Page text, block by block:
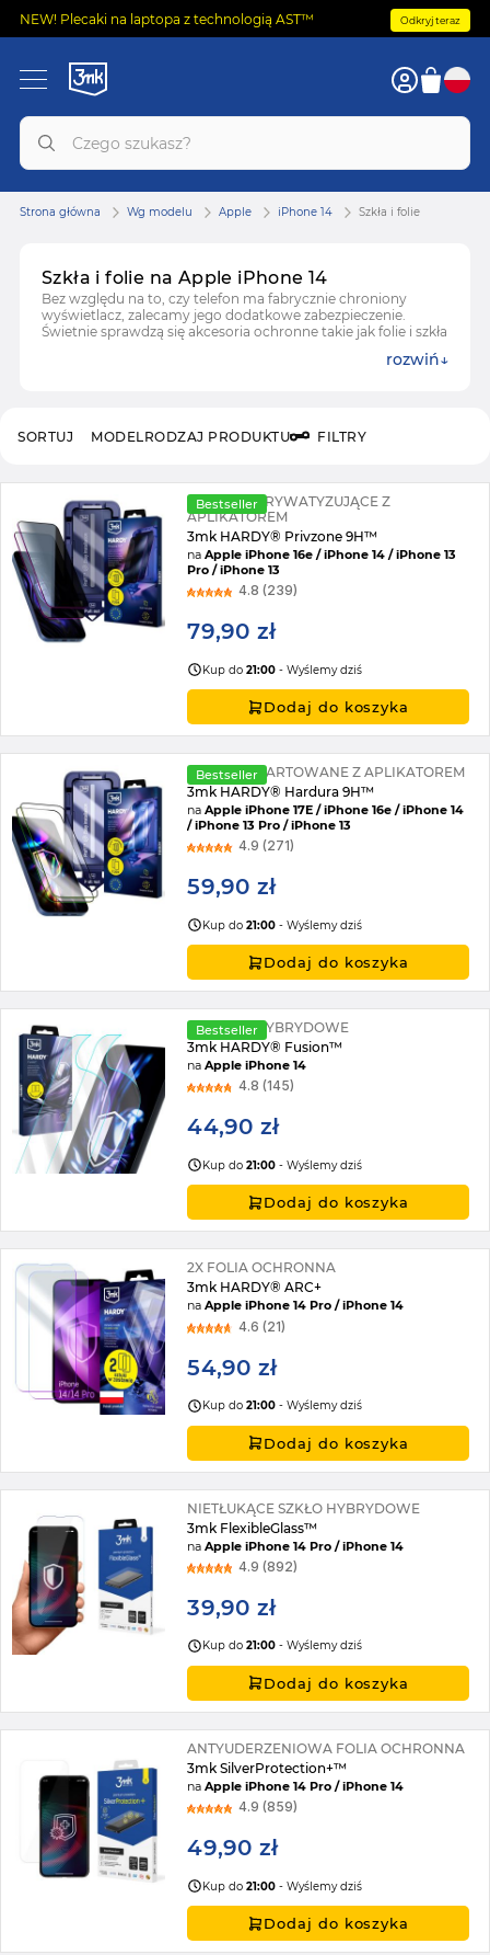
NEW! Plecaki na laptopa z technologią AST™ Odkryj teraz
Szkła i folie na Apple iPhone 14
Bez względu na to, czy telefon ma fabrycznie chroniony
wyświetlacz, zalecamy jego dodatkowe zabezpieczenie.
Świetnie sprawdzą się akcesoria ochronne takie jak folie i szkła
zarysowaniem oraz pęknięciem. Do kompleksowej ochrony
rozwiń
Strona główna Wg modelu Apple iPhone 14 Szkła i folie
MODELRODZAJ PRODUKTU FILTRY
SORTUJ
Bestseller
2X SZKŁO PRYWATYZUJĄCE Z
APLIKATOREM
3mk HARDY® Privzone 9H™
naApple iPhone 16e / iPhone 14 / iPhone 13
Pro / iPhone 13
4.8 (239)
79,90 zł
Kup do21:00 - Wyślemy dziś
Dodaj do koszyka
Bestseller
2X SZKŁO HARTOWANE Z APLIKATOREM
3mk HARDY® Hardura 9H™
naApple iPhone 17E / iPhone 16e / iPhone 14
/ iPhone 13 Pro / iPhone 13
4.9 (271)
59,90 zł
Kup do21:00 - Wyślemy dziś
Dodaj do koszyka
Bestseller
2X SZKŁO HYBRYDOWE
3mk HARDY® Fusion™
naApple iPhone 14
4.8 (145)
44,90 zł
Kup do21:00 - Wyślemy dziś
Dodaj do koszyka
2X FOLIA OCHRONNA
3mk HARDY® ARC+
naApple iPhone 14 Pro / iPhone 14
4.6 (21)
54,90 zł
Kup do21:00 - Wyślemy dziś
Dodaj do koszyka
NIETŁUKĄCE SZKŁO HYBRYDOWE
3mk FlexibleGlass™
naApple iPhone 14 Pro / iPhone 14
4.9 (892)
39,90 zł
Kup do21:00 - Wyślemy dziś
Dodaj do koszyka
ANTYUDERZENIOWA FOLIA OCHRONNA
3mk SilverProtection+™
naApple iPhone 14 Pro / iPhone 14
4.9 (859)
49,90 zł
Kup do21:00 - Wyślemy dziś
Dodaj do koszyka